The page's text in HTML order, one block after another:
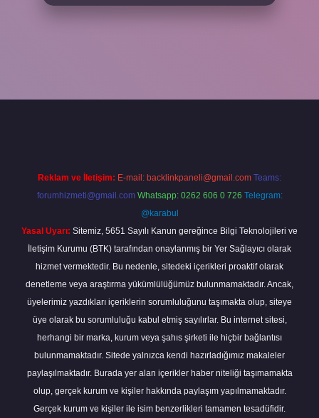
Reklam ve İletişim: E-mail: backlinkpaneli@gmail.com Teams:
forumhizmeti@gmail.com Whatsapp: 0262 606 0 726 Telegram:
@karabul
Yasal Uyarı: Sitemiz, 5651 Sayılı Kanun gereğince Bilgi Teknolojileri ve
İletişim Kurumu (BTK) tarafından onaylanmış bir Yer Sağlayıcı olarak
hizmet vermektedir. Bu nedenle, sitedeki içerikleri proaktif olarak
denetleme veya araştırma yükümlülüğümüz bulunmamaktadır. Ancak,
üyelerimiz yazdıkları içeriklerin sorumluluğunu taşımakta olup, siteye
üye olarak bu sorumluluğu kabul etmiş sayılırlar. Bu internet sitesi,
herhangi bir marka, kurum veya şahıs şirketi ile hiçbir bağlantısı
bulunmamaktadır. Sitede yalnızca kendi hazırladığımız makaleler
paylaşılmaktadır. Burada yer alan içerikler haber niteliği taşımamakta
olup, gerçek kurum ve kişiler hakkında paylaşım yapılmamaktadır.
Gerçek kurum ve kişiler ile isim benzerlikleri tamamen tesadüfidir.